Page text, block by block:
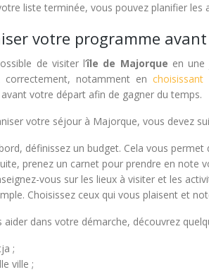
liste terminée, vous pouvez planifier
votre programme
de visiter l’île de Majorque en
correctement, notamment en
votre départ afin de gagner du temps.
votre séjour à Majorque, vous devez
définissez un budget. Cela vous
prenez un carnet pour prendre en note
vous sur les lieux à visiter et les
Choisissez ceux qui vous plaisent et
aider dans votre démarche, découvrez
;
ville ;